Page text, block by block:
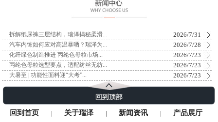
拆解纸尿裤三层结构，瑞泽揭秘柔滑... 2026/7/31
汽车内饰如何应对高温暴晒？瑞泽为... 2026/7/28
化纤绿色制造推进 丙纶色母粒市场... 2026/7/23
丙纶色母粒选型要点，适配纺丝无纺... 2026/7/23
大暑至 | 功能性面料迎“大考”... 2026/7/23
回到首页 | 关于瑞泽 | 新闻资讯 | 产品展厅